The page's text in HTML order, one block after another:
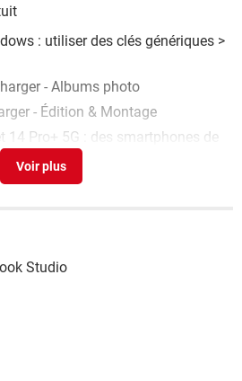
: utiliser des clés génériques >
- Albums photo
- Édition & Montage
14 Pro+ 5G : des smartphones de
séduisants
> Guide
- Édition & Montage
Studio